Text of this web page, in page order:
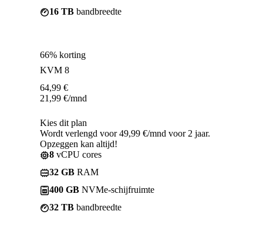
16 TB bandbreedte
66% korting
KVM 8
64,99 €
21,99 €/mnd
Kies dit plan
Wordt verlengd voor 49,99 €/mnd voor 2 jaar.
Opzeggen kan altijd!
8 vCPU cores
32 GB RAM
400 GB NVMe-schijfruimte
32 TB bandbreedte